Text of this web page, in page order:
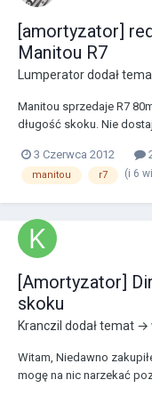
[amortyzator]
Manitou R7
Lumperatordodał
Manitou sprzedaje R7
długość skoku. Nie
da... ale tylko w jedną
sytuacją posiadania nówki
3 Czerwca 2012
manitou r7 (i 6
[Amortyzator]
skoku
Kranczil dodał temat →
Witam, Niedawno
mogę na nic narzekać